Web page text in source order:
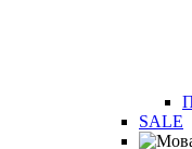
SALE